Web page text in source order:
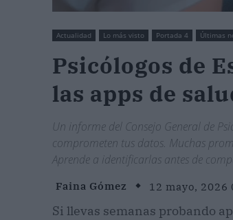
Actualidad Lo más visto Portada 4 Últimas
Psicólogos de
las apps de
Un informe del Consejo General de
comprometen tus datos. Muchas
Aprende a identificarlas antes de
Faina Gómez 12 mayo, 2026
Si llevas semanas probando